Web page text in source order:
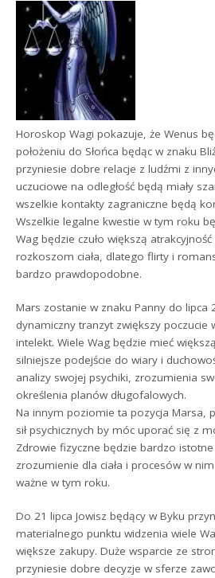
Horoskop Wagi pokazuje, że Wenus
położeniu do Słońca będąc w znaku
przyniesie dobre relacje z ludźmi z
uczuciowe na odległość będą miały
wszelkie kontakty zagraniczne będą
Wszelkie legalne kwestie w tym roku
Wag będzie czuło większą
rozkoszom ciała, dlatego flirty i
bardzo prawdopodobne.
Mars zostanie w znaku Panny do lipca
dynamiczny tranzyt zwiększy poczucie
intelekt. Wiele Wag będzie mieć
silniejsze podejście do wiary i
analizy swojej psychiki, zrozumienia
określenia planów długofalowych.
Na innym poziomie ta pozycja Marsa,
sił psychicznych by móc uporać się z
Zdrowie fizyczne będzie bardzo istotne
zrozumienie dla ciała i procesów w
ważne w tym roku.
Do 21 lipca Jowisz będący w Byku
materialnego punktu widzenia wiele
większe zakupy. Duże wsparcie ze
przyniesie dobre decyzje w sferze